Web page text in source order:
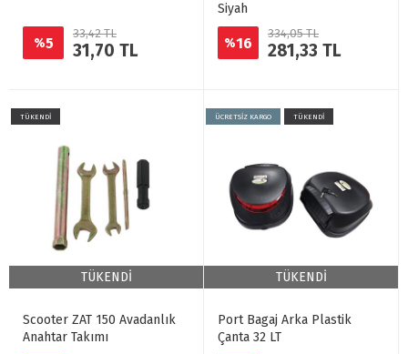
%5
33,42 TL
31,70 TL
Siyah
%16
334,05 TL
281,33 TL
TÜKENDİ
TÜKENDİ
Scooter ZAT 150 Avadanlık
Anahtar Takımı
ÜCRETSİZ KARGO TÜKENDİ
TÜKENDİ
Port Bagaj Arka Plastik
Çanta 32 LT